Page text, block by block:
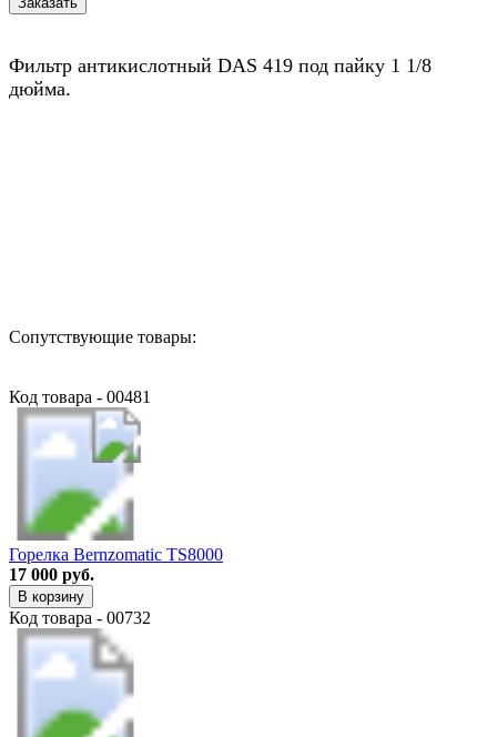
Фильтр антикислотный DAS 419 под пайку 1 1/8
дюйма.
Сопутствующие товары:
Код товара - 00481
Горелка Bernzomatic TS8000
17 000 руб.
В корзину
Код товара - 00732